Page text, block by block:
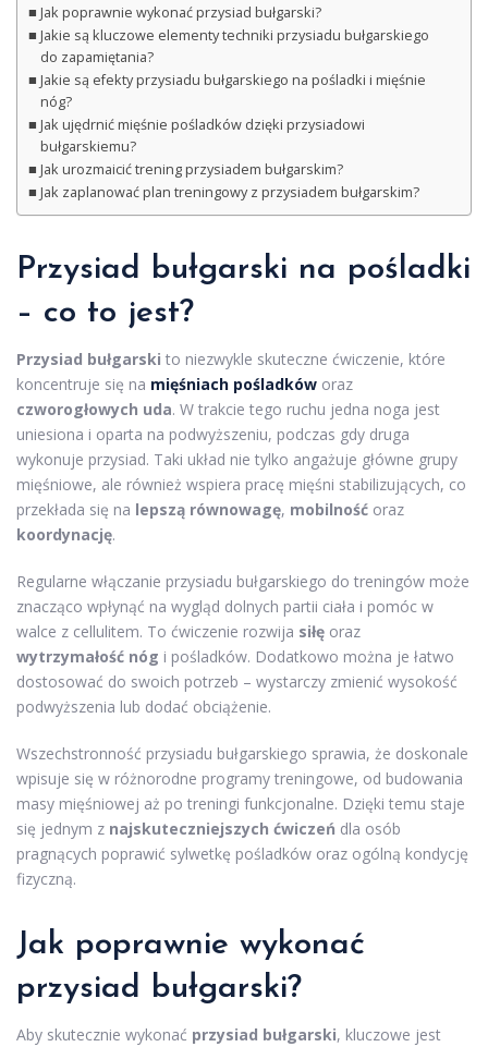
Jak poprawnie wykonać przysiad bułgarski?
Jakie są kluczowe elementy techniki przysiadu bułgarskiego
do zapamiętania?
Jakie są efekty przysiadu bułgarskiego na pośladki i mięśnie
nóg?
Jak ujędrnić mięśnie pośladków dzięki przysiadowi
bułgarskiemu?
Jak urozmaicić trening przysiadem bułgarskim?
Jak zaplanować plan treningowy z przysiadem bułgarskim?
Przysiad bułgarski na pośladki
– co to jest?
Przysiad bułgarski to niezwykle skuteczne ćwiczenie, które
koncentruje się na mięśniach pośladków oraz
czworogłowych uda. W trakcie tego ruchu jedna noga jest
uniesiona i oparta na podwyższeniu, podczas gdy druga
wykonuje przysiad. Taki układ nie tylko angażuje główne grupy
mięśniowe, ale również wspiera pracę mięśni stabilizujących, co
przekłada się na lepszą równowagę, mobilność oraz
koordynację.
Regularne włączanie przysiadu bułgarskiego do treningów może
znacząco wpłynąć na wygląd dolnych partii ciała i pomóc w
walce z cellulitem. To ćwiczenie rozwija siłę oraz
wytrzymałość nóg i pośladków. Dodatkowo można je łatwo
dostosować do swoich potrzeb – wystarczy zmienić wysokość
podwyższenia lub dodać obciążenie.
Wszechstronność przysiadu bułgarskiego sprawia, że doskonale
wpisuje się w różnorodne programy treningowe, od budowania
masy mięśniowej aż po treningi funkcjonalne. Dzięki temu staje
się jednym z najskuteczniejszych ćwiczeń dla osób
pragnących poprawić sylwetkę pośladków oraz ogólną kondycję
fizyczną.
Jak poprawnie wykonać
przysiad bułgarski?
Aby skutecznie wykonać przysiad bułgarski, kluczowe jest